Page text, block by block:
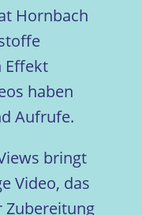
Hornbach
Effekt
haben
Aufrufe.
bringt
Video, das
Zubereitung